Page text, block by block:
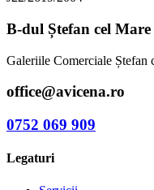
B-dul Ștefan cel
Galeriile Comerciale
office@avicena.ro
0752 069 909
Legaturi